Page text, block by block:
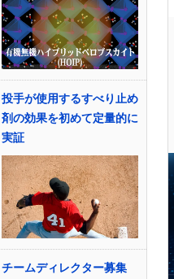
投手が使用するすべり止め
剤の効果を初めて定量的に
実証
チームディレクター募集